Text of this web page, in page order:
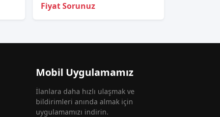
Fiyat Sorunuz
Mobil Uygulamamız
İlanlara daha hızlı ulaşmak ve
bildirimleri anında almak için
uygulamamızı indirin.